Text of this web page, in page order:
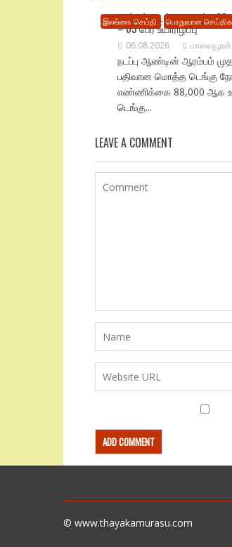
இலங்கை செய்தி. பொதுவான
நாட்டில் டெங்கு பாதிப்பு
– 63 பேர் உயிரிழப்பு
06.08.2026 மாவையூரன்
நடப்பு ஆண்டின் ஆரம்பம்
பதிவான மொத்த டெங்கு
எண்ணிக்கை 88,000 ஆக
டெங்கு...
LEAVE A COMMENT
© www.thayakamurasu.com